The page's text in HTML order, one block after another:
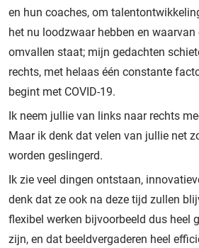
en hun coaches, om
het nu loodzwaar hebben en
omvallen staat; mijn gedachten
rechts, met helaas één constante
begint met COVID-19.
Ik neem jullie van links naar rechts
Maar ik denk dat velen van jullie net
worden geslingerd.
Ik zie veel dingen ontstaan,
denk dat ze ook na deze tijd zullen
flexibel werken bijvoorbeeld dus heel
zijn, en dat beeldvergaderen heel